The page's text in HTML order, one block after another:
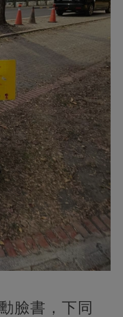
臉書，下同